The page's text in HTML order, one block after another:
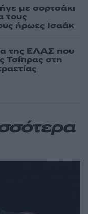
με σορτσάκι
τους
ήρωες Ισαάκ
της ΕΛΑΣ που
Τσίπρας στη